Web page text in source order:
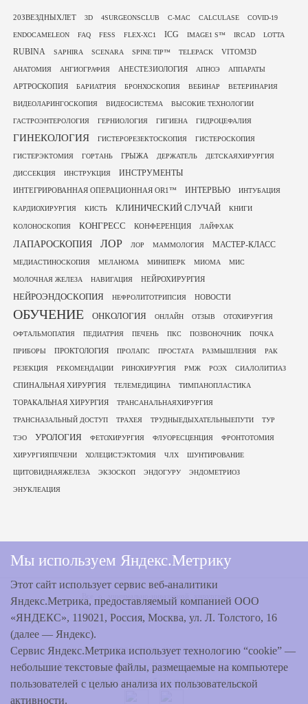
20ЗВЕЗДНЫХЛЕТ 3D 4SURGEONSCLUB C-MAC CALCULASE COVID-19
ENDOCAMELEON FAQ FESS FLEX-XC1 ICG IMAGE1 S™ IRCAD LOTTA
RUBINA SAPHIRA SCENARA SPINE TIP™ TELEPACK VITOM3D
АНАТОМИЯ АНГИОГРАФИЯ АНЕСТЕЗИОЛОГИЯ АПНОЭ АППАРАТЫ
АРТРОСКОПИЯ БАРИАТРИЯ БРОНХОСКОПИЯ ВЕБИНАР ВЕТЕРИНАРИЯ
ВИДЕОЛАРИНГОСКОПИЯ ВИДЕОСИСТЕМА ВЫСОКИЕ ТЕХНОЛОГИИ
ГАСТРОЭНТЕРОЛОГИЯ ГЕРНИОЛОГИЯ ГИГИЕНА ГИДРОЦЕФАЛИЯ
ГИНЕКОЛОГИЯ ГИСТЕРОРЕЗЕКТОСКОПИЯ ГИСТЕРОСКОПИЯ
ГИСТЕРЭКТОМИЯ ГОРТАНЬ ГРЫЖА ДЕРЖАТЕЛЬ ДЕТСКАЯХИРУРГИЯ
ДИССЕКЦИЯ ИНСТРУКЦИЯ ИНСТРУМЕНТЫ
ИНТЕГРИРОВАННАЯ ОПЕРАЦИОННАЯ OR1™ ИНТЕРВЬЮ ИНТУБАЦИЯ
КАРДИОХИРУРГИЯ КИСТЬ КЛИНИЧЕСКИЙ СЛУЧАЙ КНИГИ
КОЛОНОСКОПИЯ КОНГРЕСС КОНФЕРЕНЦИЯ ЛАЙФХАК
ЛАПАРОСКОПИЯ ЛОР ЛОР МАММОЛОГИЯ МАСТЕР-КЛАСС
МЕДИАСТИНОСКОПИЯ МЕЛАНОМА МИНИПЕРК МИОМА МИС
МОЛОЧНАЯ ЖЕЛЕЗА НАВИГАЦИЯ НЕЙРОХИРУРГИЯ
НЕЙРОЭНДОСКОПИЯ НЕФРОЛИТОТРИПСИЯ НОВОСТИ
ОБУЧЕНИЕ ОНКОЛОГИЯ ОНЛАЙН ОТЗЫВ ОТОХИРУРГИЯ
ОФТАЛЬМОПАТИЯ ПЕДИАТРИЯ ПЕЧЕНЬ ПКС ПОЗВОНОЧНИК ПОЧКА
ПРИБОРЫ ПРОКТОЛОГИЯ ПРОЛАПС ПРОСТАТА РАЗМЫШЛЕНИЯ РАК
РЕЗЕКЦИЯ РЕКОМЕНДАЦИИ РИНОХИРУРГИЯ РМЖ РОЭХ СИАЛОЛИТИАЗ
СПИНАЛЬНАЯ ХИРУРГИЯ ТЕЛЕМЕДИЦИНА ТИМПАНОПЛАСТИКА
ТОРАКАЛЬНАЯ ХИРУРГИЯ ТРАНСАНАЛЬНАЯХИРУРГИЯ
ТРАНСНАЗАЛЬНЫЙ ДОСТУП ТРАХЕЯ ТРУДНЫЕДЫХАТЕЛЬНЫЕПУТИ ТУР
ТЭО УРОЛОГИЯ ФЕТОХИРУРГИЯ ФЛУОРЕСЦЕНЦИЯ ФРОНТОТОМИЯ
ХИРУРГИЯПЕЧЕНИ ХОЛЕЦИСТЭКТОМИЯ ЧЛХ ШУНТИРОВАНИЕ
ЩИТОВИДНАЯЖЕЛЕЗА ЭКЗОСКОП ЭНДОГУРУ ЭНДОМЕТРИОЗ
ЭНУКЛЕАЦИЯ
© 2001–2026, Эндогуру.
Все права защищены. Любое копирование без
согласования с правообладателем запрещено.
Все о минимально-инвазивной хирургии
Мы используем Яндекс.Метрику
Этот сайт использует сервис веб-аналитики
Яндекс.Метрика, предоставляемый компанией ООО
«ЯНДЕКС», 119021, Россия, Москва, ул. Л. Толстого, 16
(далее — Яндекс).
Сервис Яндекс.Метрика использует технологию “cookie” —
небольшие текстовые файлы, размещаемые на компьютере
пользователей с целью анализа их пользовательской
активности.